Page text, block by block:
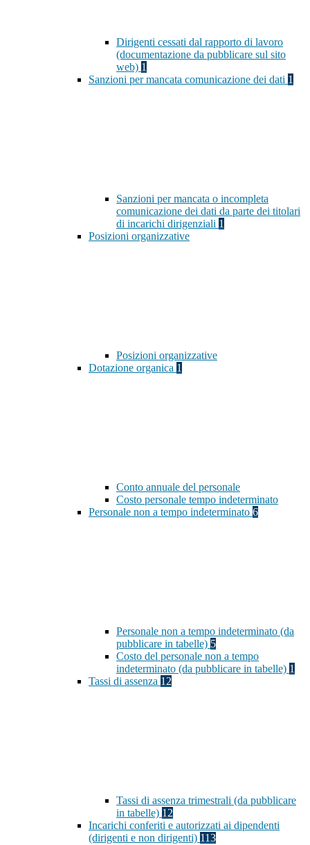
Dirigenti cessati dal rapporto di lavoro
(documentazione da pubblicare sul sito
web) 1
Sanzioni per mancata comunicazione dei dati 1
Sanzioni per mancata o incompleta
comunicazione dei dati da parte dei titolari
di incarichi dirigenziali 1
Posizioni organizzative
Posizioni organizzative
Dotazione organica 1
Conto annuale del personale
Costo personale tempo indeterminato
Personale non a tempo indeterminato 6
Personale non a tempo indeterminato (da
pubblicare in tabelle) 5
Costo del personale non a tempo
indeterminato (da pubblicare in tabelle) 1
Tassi di assenza 12
Tassi di assenza trimestrali (da pubblicare
in tabelle) 12
Incarichi conferiti e autorizzati ai dipendenti
(dirigenti e non dirigenti) 113